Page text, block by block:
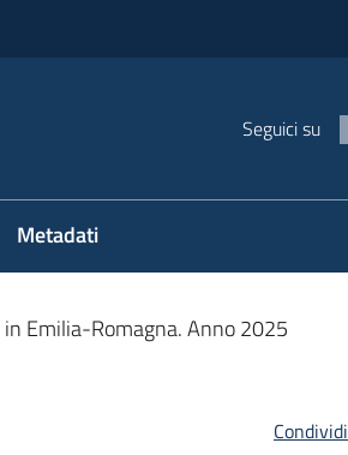
Seguici su
Metadati
Emilia-Romagna. Anno 2025
Condividi